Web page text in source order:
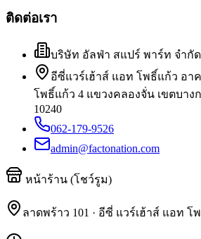
ติดต่อเรา
บริษัท อัลฟ่า สแปร์ พาร์ท จำกัด
อีซี่แวร์เฮ้าส์ แอท โพธิ์แก้ว อาค
โพธิ์แก้ว 4 แขวงคลองจั่น เขตบาง
10240
062-179-9526
admin@factonation.com
หน้าร้าน (โชว์รูม)
ลาดพร้าว 101 · อีซี่ แวร์เฮ้าส์ แอท โ